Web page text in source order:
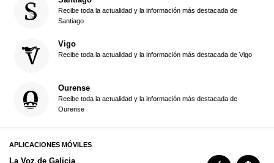
Recibe toda la actualidad y la información más destacada de
Santiago
Vigo
Recibe toda la actualidad y la información más destacada de Vigo
Ourense
Recibe toda la actualidad y la información más destacada de
Ourense
APLICACIONES MÓVILES
La Voz de Galicia